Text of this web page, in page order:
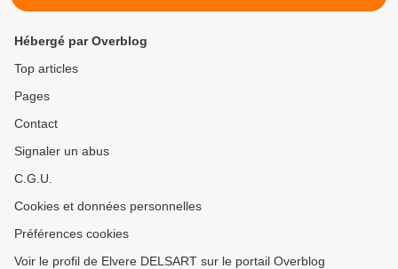
Hébergé par Overblog
Top articles
Pages
Contact
Signaler un abus
C.G.U.
Cookies et données personnelles
Préférences cookies
Voir le profil de Elvere DELSART sur le portail Overblog